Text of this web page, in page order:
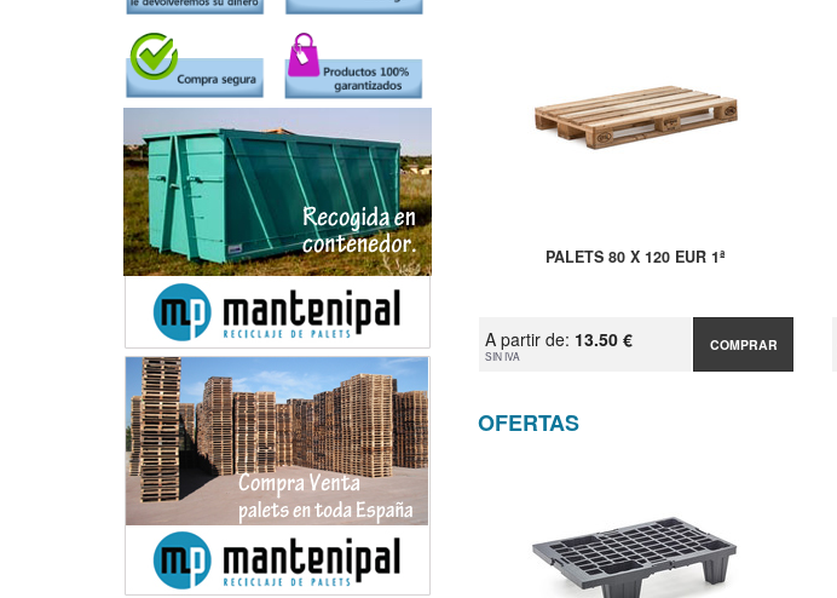
PALETS 80 X 120 EUR 1ª
A partir de: 13.50 €
SIN IVA
COMPRAR
OFERTAS